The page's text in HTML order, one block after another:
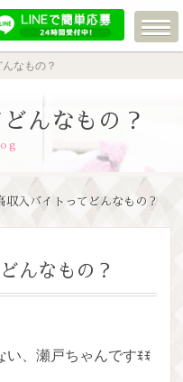
なもの？
んなもの？
収入バイトってどんなもの？
んなもの？
、瀬戸ちゃんですꉂꉂ